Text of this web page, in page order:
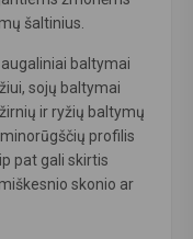
šaltinius.
baltymai
sojų baltymai
ir ryžių baltymų
profilis
pat gali skirtis
skonio ar